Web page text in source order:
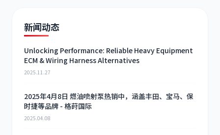
新闻动态
Unlocking Performance: Reliable Heavy Equipment
ECM & Wiring Harness Alternatives
2025.11.27
2025年4月8日 燃油喷射泵热销中，涵盖丰田、宝马、保
时捷等品牌 - 格莳国际
2025.04.08